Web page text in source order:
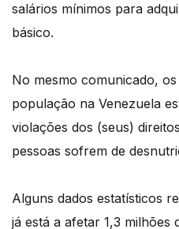
salários mínimos para
básico.
No mesmo comunicado,
população na Venezuela
violações dos (seus)
pessoas sofrem de
Alguns dados estatísticos
já está a afetar 1,3 milhões